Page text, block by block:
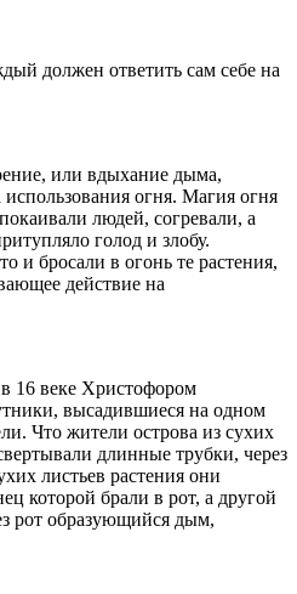
должен ответить сам себе на
или вдыхание дыма,
использования огня. Магия огня
людей, согревали, а
голод и злобу.
и бросали в огонь те растения,
действие на
16 веке Христофором
высадившиеся на одном
Что жители острова из сухих
длинные трубки, через
листьев растения они
которой брали в рот, а другой
рот образующийся дым,